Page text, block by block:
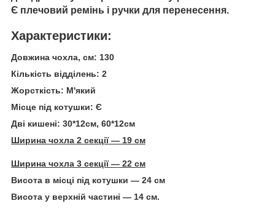
Є плечовий ремінь і ручки для перенесення.
Характеристики:
Довжина чохла, см: 130
Кількість відділень: 2
Жорсткість: М'який
Місце під котушки: Є
Дві кишені: 30*12см, 60*12см
Ширина чохла 2 секції — 19 см
Ширина чохла 3 секції — 22 см
Висота в місці під котушки — 24 см
Висота у верхній частині — 14 см.